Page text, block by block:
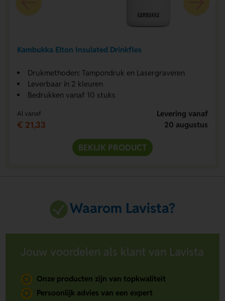
Kambukka Elton Insulated Drinkfles
Drukmethoden: Tampondruk en Lasergraveren
Leverbaar in 2 kleuren
Bedrukken vanaf 10 stuks
Al vanaf
€ 21,33
Levering vanaf
20 augustus
BEKIJK PRODUCT
Waarom Lavista?
Jouw voordelen als klant van Lavista
Onze producten zijn van topkwaliteit
Persoonlijk advies van een expert